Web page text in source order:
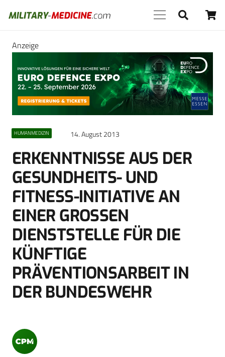
Anzeige
HUMANMEDIZIN 14. August 2013
ERKENNTNISSE AUS DER
GESUNDHEITS- UND
FITNESS-INITIATIVE AN
EINER GROSSEN
DIENSTSTELLE FÜR DIE
KÜNFTIGE
PRÄVENTIONSARBEIT IN
DER BUNDESWEHR